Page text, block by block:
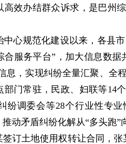
效办结群众诉求，是巴州综
规范化建设以来，各县市
服务平台”，加大信息数据
息，实现纠纷全量汇聚、全
部门常驻，民政、妇联等14
纷调委会等28个行业性专
动矛盾纠纷化解从“多头跑”
土地使用权转让合同，张